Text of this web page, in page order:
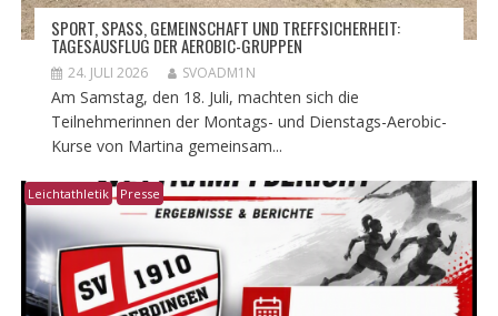
​SPORT, SPASS, GEMEINSCHAFT UND TREFFSICHERHEIT: T
AGESAUSFLUG DER AEROBIC-GRUPPEN
24. JULI 2026 SVOADM1N
Am Samstag, den 18. Juli, machten sich die
Teilnehmerinnen der Montags- und Dienstags-Aerobic-
Kurse von Martina gemeinsam...
Leichtathletik Presse